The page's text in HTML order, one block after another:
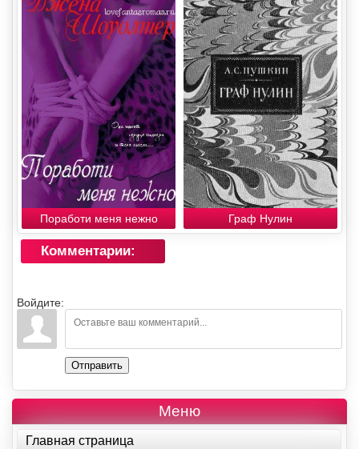
Поработи меня нежно Граф Нулин
Комментарии:
Войдите:
Отправить
Меню
Главная страница